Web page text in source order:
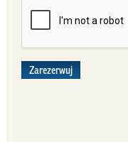
Zarezerwuj